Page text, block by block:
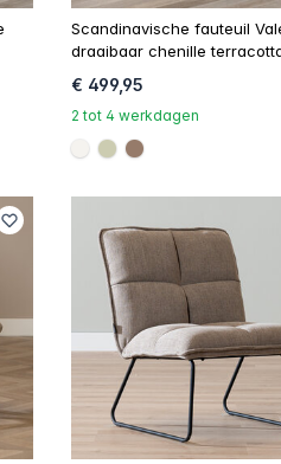
Scandinavische fauteuil
draaibaar chenille
€ 499,95
2 tot 4 werkdagen
#f5f3ef
#ccccb1
#967b6a